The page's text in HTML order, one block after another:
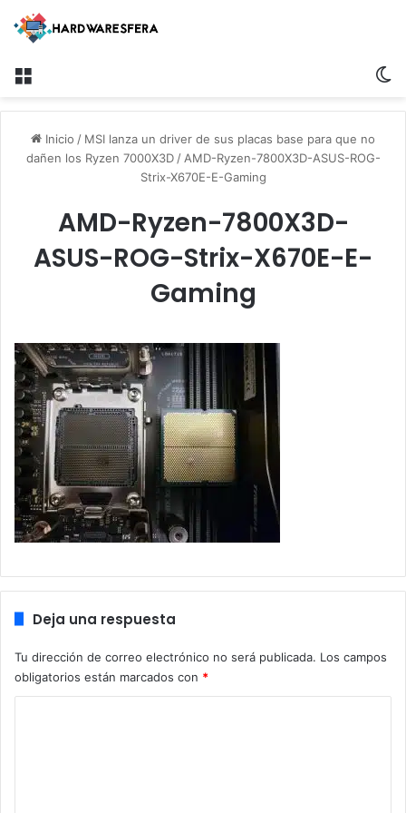
Inicio / MSI lanza un driver de sus placas base para que no
dañen los Ryzen 7000X3D / AMD-Ryzen-7800X3D-ASUS-ROG-
Strix-X670E-E-Gaming
AMD-Ryzen-7800X3D-
ASUS-ROG-Strix-X670E-E-
Gaming
Deja una respuesta
Tu dirección de correo electrónico no será publicada. Los campos
obligatorios están marcados con *